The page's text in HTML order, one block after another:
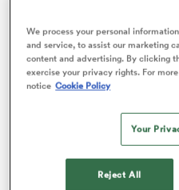
We process your personal
and service, to assist our marketing
content and advertising. By clicking
exercise your privacy rights. For
notice Cookie Policy
Your
Reject All